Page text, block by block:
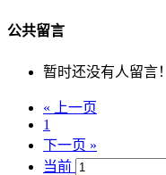
公共留言
暂时还没有人留言！
« 上一页
1
下一页 »
当前